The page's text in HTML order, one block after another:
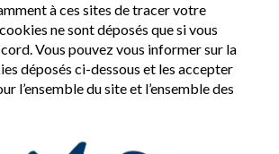
à ces sites de tracer votre
ne sont déposés que si vous
Vous pouvez vous informer sur la
déposés ci-dessous et les accepter
l’ensemble du site et l’ensemble des